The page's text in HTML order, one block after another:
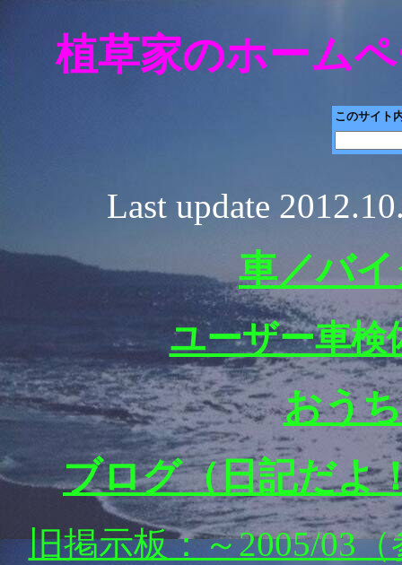
植草家のホーム
このサイト
Last update
車／バ
ユーザー車検
おう
ブログ（日記だよ
旧掲示板：～2005/03